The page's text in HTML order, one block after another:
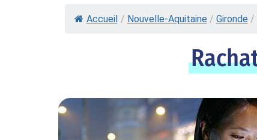
Accueil / Nouvelle-Aquitaine / Gironde /